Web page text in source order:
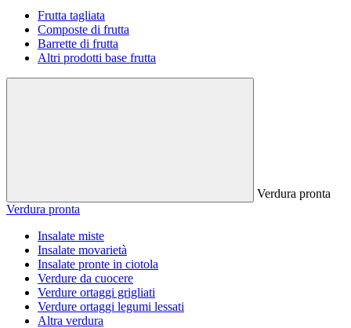
Frutta tagliata
Composte di frutta
Barrette di frutta
Altri prodotti base frutta
Verdura pronta
Verdura pronta
Insalate miste
Insalate movarietà
Insalate pronte in ciotola
Verdure da cuocere
Verdure ortaggi grigliati
Verdure ortaggi legumi lessati
Altra verdura